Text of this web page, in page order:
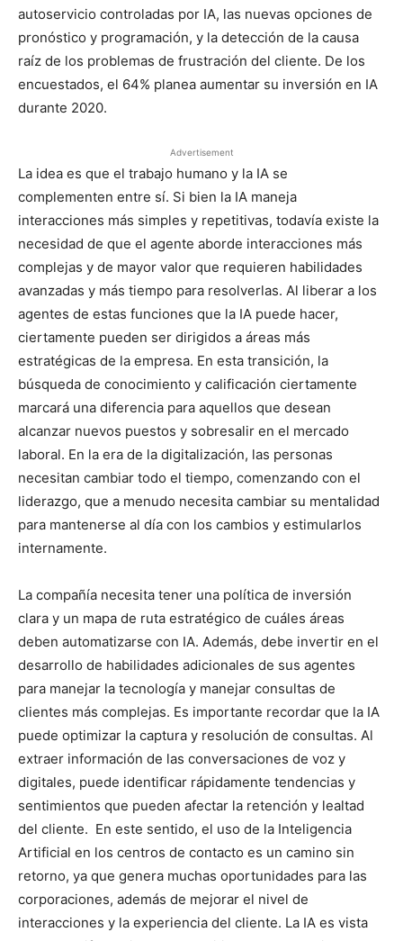
autoservicio controladas por IA, las nuevas opciones de
pronóstico y programación, y la detección de la causa
raíz de los problemas de frustración del cliente. De los
encuestados, el 64% planea aumentar su inversión en IA
durante 2020.
Advertisement
La idea es que el trabajo humano y la IA se
complementen entre sí. Si bien la IA maneja
interacciones más simples y repetitivas, todavía existe la
necesidad de que el agente aborde interacciones más
complejas y de mayor valor que requieren habilidades
avanzadas y más tiempo para resolverlas. Al liberar a los
agentes de estas funciones que la IA puede hacer,
ciertamente pueden ser dirigidos a áreas más
estratégicas de la empresa. En esta transición, la
búsqueda de conocimiento y calificación ciertamente
marcará una diferencia para aquellos que desean
alcanzar nuevos puestos y sobresalir en el mercado
laboral. En la era de la digitalización, las personas
necesitan cambiar todo el tiempo, comenzando con el
liderazgo, que a menudo necesita cambiar su mentalidad
para mantenerse al día con los cambios y estimularlos
internamente.
La compañía necesita tener una política de inversión
clara y un mapa de ruta estratégico de cuáles áreas
deben automatizarse con IA. Además, debe invertir en el
desarrollo de habilidades adicionales de sus agentes
para manejar la tecnología y manejar consultas de
clientes más complejas. Es importante recordar que la IA
puede optimizar la captura y resolución de consultas. Al
extraer información de las conversaciones de voz y
digitales, puede identificar rápidamente tendencias y
sentimientos que pueden afectar la retención y lealtad
del cliente. En este sentido, el uso de la Inteligencia
Artificial en los centros de contacto es un camino sin
retorno, ya que genera muchas oportunidades para las
corporaciones, además de mejorar el nivel de
interacciones y la experiencia del cliente. La IA es vista